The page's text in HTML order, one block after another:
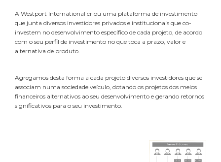
A Westport International criou uma plataforma de investimento
que junta diversos investidores privados e institucionais que co-
investem no desenvolvimento específico de cada projeto, de acordo
com o seu perfil de investimento no que toca a prazo, valor e
alternativa de produto.
Agregamos desta forma a cada projeto diversos investidores que se
associam numa sociedade veículo, dotando os projetos dos meios
financeiros alternativos ao seu desenvolvimento e gerando retornos
significativos para o seu investimento.